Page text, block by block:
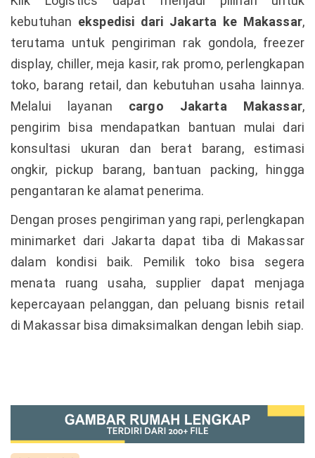
kebutuhan ekspedisi dari Jakarta ke Makassar,
terutama untuk pengiriman rak gondola, freezer
display, chiller, meja kasir, rak promo, perlengkapan
toko, barang retail, dan kebutuhan usaha lainnya.
Melalui layanan cargo Jakarta Makassar,
pengirim bisa mendapatkan bantuan mulai dari
konsultasi ukuran dan berat barang, estimasi
ongkir, pickup barang, bantuan packing, hingga
pengantaran ke alamat penerima.
Dengan proses pengiriman yang rapi, perlengkapan
minimarket dari Jakarta dapat tiba di Makassar
dalam kondisi baik. Pemilik toko bisa segera
menata ruang usaha, supplier dapat menjaga
kepercayaan pelanggan, dan peluang bisnis retail
di Makassar bisa dimaksimalkan dengan lebih siap.